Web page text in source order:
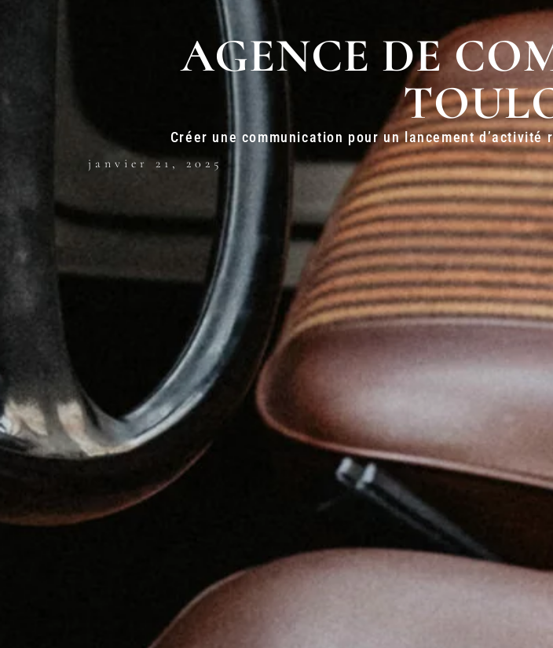
AGENCE DE
Créer une communication pour un lancement
janvier 21, 2025